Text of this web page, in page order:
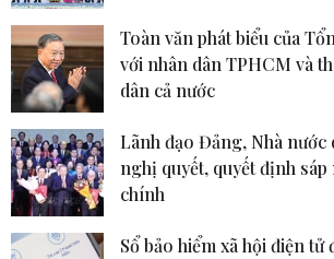
Toàn văn phát biểu của
với nhân dân TPHCM và
dân cả nước
Lãnh đạo Đảng, Nhà nước
nghị quyết, quyết định
chính
Sổ bảo hiểm xã hội điện tử